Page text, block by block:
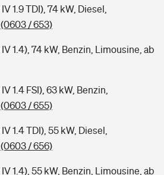
1.9 TDI), 74 kW, Diesel,
(0603 / 653)
1.4), 74 kW, Benzin, Limousine, ab
1.4 FSI), 63 kW, Benzin,
(0603 / 655)
1.4 TDI), 55 kW, Diesel,
(0603 / 656)
1.4), 55 kW, Benzin, Limousine, ab